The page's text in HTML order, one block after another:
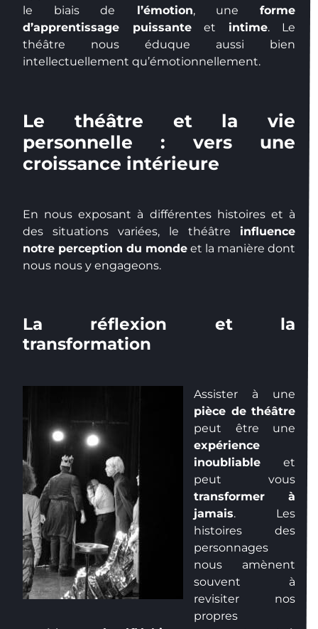
le biais de l’émotion, uneforme
d’apprentissage puissanteet intime. Le
théâtre nous éduque aussi bien
intellectuellement qu’émotionnellement.
Le théâtre et la vie
personnelle : vers une
croissance intérieure
En nous exposant à différentes histoires et à
des situations variées, le théâtre influence
notre perception du monde et la manière dont
nous nous y engageons.
La réflexion et la
transformation
Assister à une
pièce de théâtre
peut être une
expérience
inoubliable et
peut vous
transformer à
jamais. Les
histoires des
personnages
nous amènent
souvent à
revisiter nos
propres